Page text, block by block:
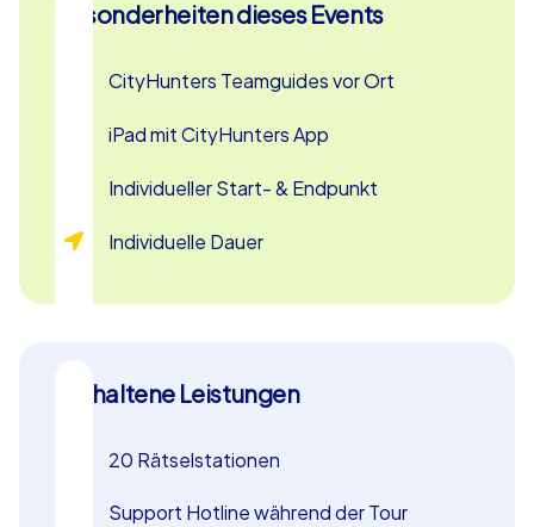
Verpassen Sie nicht die Gelegenheit, Nürnberg auf eine
zusammenzuwachsen. Dieses Krimi Geocaching in
Nürnberg ist das perfekte Teamevent, um Ihre Kollegen
besser kennenzulernen und gemeinsam unvergessliche
Momente zu erleben. Buchen Sie jetzt Ihr Abenteuer
und machen Sie Ihren nächsten Betriebsausflug nach
Besonderheiten dieses Events
CityHunters Teamguides vor Ort
iPad mit CityHunters App
Individueller Start- & Endpunkt
Individuelle Dauer
Enthaltene Leistungen
20 Rätselstationen
Support Hotline während der Tour